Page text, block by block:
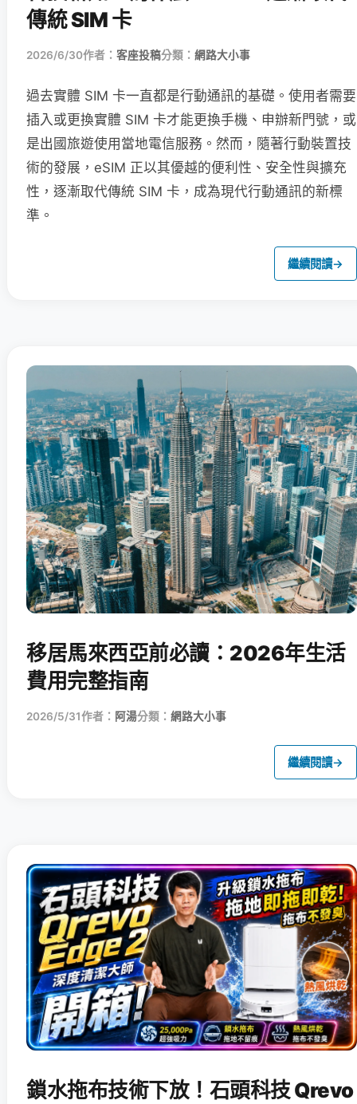
傳統 SIM 卡
2026/6/30作者： 客座投稿分類： 網路大小事
過去實體 SIM 卡一直都是行動通訊的基礎。使用者需要
插入或更換實體 SIM 卡才能更換手機、申辦新門號，或
是出國旅遊使用當地電信服務。然而，隨著行動裝置技
術的發展，eSIM 正以其優越的便利性、安全性與擴充
性，逐漸取代傳統 SIM 卡，成為現代行動通訊的新標
準。
繼續閱讀→
移居馬來西亞前必讀：2026年生活
費用完整指南
2026/5/31作者： 阿湯分類： 網路大小事
繼續閱讀→
鎖水拖布技術下放！石頭科技 Qrevo